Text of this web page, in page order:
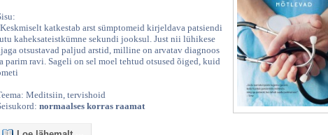
katkestab arst sümptomeid kirjeldava patsiendi
kaheksateistkümne sekundi jooksul. Just nii lühikese
otsustavad paljud arstid, milline on arvatav diagnoos
parim ravi. Sageli on sel moel tehtud otsused õiged, kuid
Meditsiin, tervishoid
normaalses korras raamat